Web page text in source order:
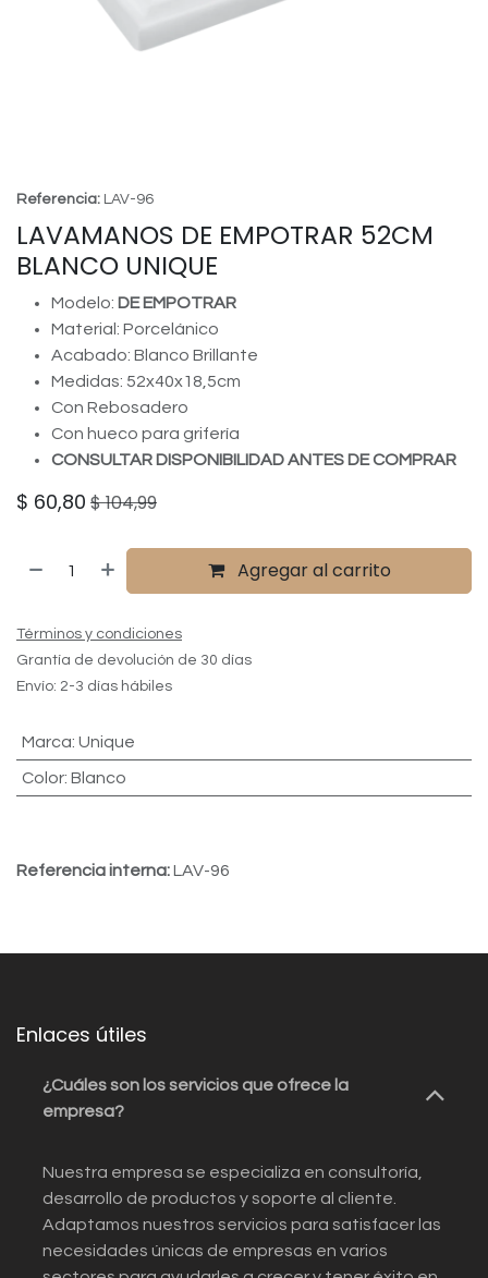
Referencia: LAV-96
LAVAMANOS DE EMPOTRAR 52CM
BLANCO UNIQUE
Modelo: DE EMPOTRAR
Material: Porcelánico
Acabado: Blanco Brillante
Medidas: 52x40x18,5cm
Con Rebosadero
Con hueco para grifería
CONSULTAR DISPONIBILIDAD ANTES DE COMPRAR
$ 60,80 $104,99
Agregar al carrito
Términos y condiciones
Grantía de devolución de 30 días
Envío: 2-3 días hábiles
Marca: Unique
Color: Blanco
Referencia interna:LAV-96
Enlaces útiles
¿Cuáles son los servicios que ofrece la
empresa?
Nuestra empresa se especializa en consultoría,
desarrollo de productos y soporte al cliente.
Adaptamos nuestros servicios para satisfacer las
necesidades únicas de empresas en varios